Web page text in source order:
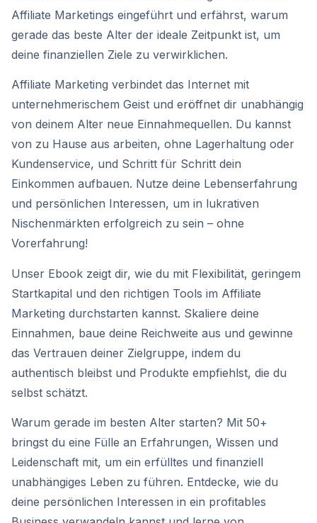
Affiliate Marketings eingeführt und erfährst, warum
gerade das beste Alter der ideale Zeitpunkt ist, um
deine finanziellen Ziele zu verwirklichen.
Affiliate Marketing verbindet das Internet mit
unternehmerischem Geist und eröffnet dir unabhängig
von deinem Alter neue Einnahmequellen. Du kannst
von zu Hause aus arbeiten, ohne Lagerhaltung oder
Kundenservice, und Schritt für Schritt dein
Einkommen aufbauen. Nutze deine Lebenserfahrung
und persönlichen Interessen, um in lukrativen
Nischenmärkten erfolgreich zu sein – ohne
Vorerfahrung!
Unser Ebook zeigt dir, wie du mit Flexibilität, geringem
Startkapital und den richtigen Tools im Affiliate
Marketing durchstarten kannst. Skaliere deine
Einnahmen, baue deine Reichweite aus und gewinne
das Vertrauen deiner Zielgruppe, indem du
authentisch bleibst und Produkte empfiehlst, die du
selbst schätzt.
Warum gerade im besten Alter starten? Mit 50+
bringst du eine Fülle an Erfahrungen, Wissen und
Leidenschaft mit, um ein erfülltes und finanziell
unabhängiges Leben zu führen. Entdecke, wie du
deine persönlichen Interessen in ein profitables